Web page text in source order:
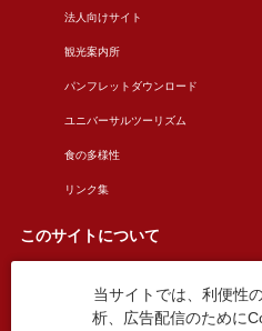
法人向けサイト
観光案内所
パンフレットダウンロード
ユニバーサルツーリズム
食の多様性
リンク集
このサイトについて
このサイトについて
お問い合わせ
当サイトでは、利便性
析、広告配信のために